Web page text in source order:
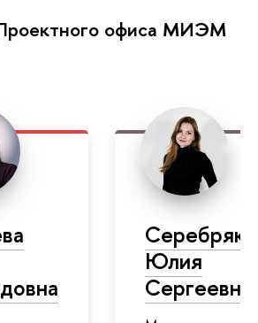
офиса МИЭМ
Юлия
Сергеевна